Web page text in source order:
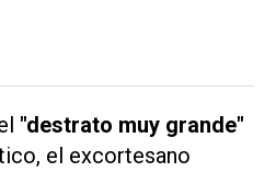
"destrato muy grande"
el excortesano